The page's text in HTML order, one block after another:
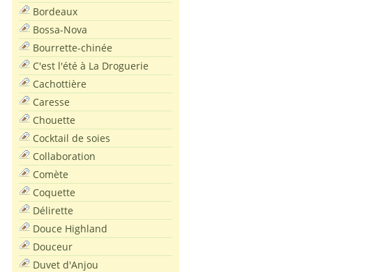
Bordeaux
Bossa-Nova
Bourrette-chinée
C'est l'été à La Droguerie
Cachottière
Caresse
Chouette
Cocktail de soies
Collaboration
Comète
Coquette
Délirette
Douce Highland
Douceur
Duvet d'Anjou